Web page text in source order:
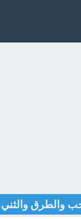
والطرق